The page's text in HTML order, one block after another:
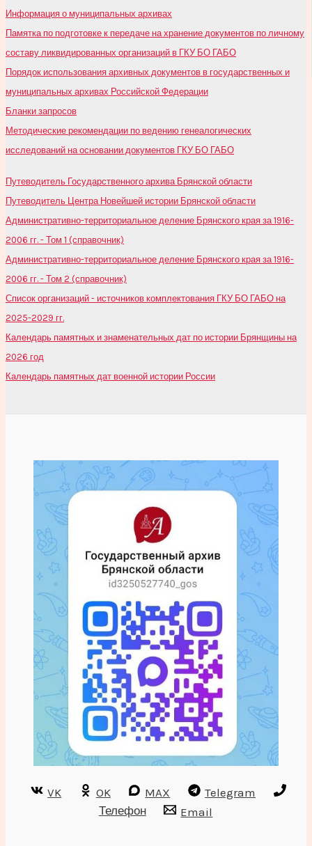
Информация о муниципальных архивах
Памятка по подготовке к передаче на хранение документов по личному
составу ликвидированных организаций в ГКУ БО ГАБО
Порядок использования архивных документов в государственных и
муниципальных архивах Российской Федерации
Бланки запросов
Методические рекомендации по ведению генеалогических
исследований на основании документов ГКУ БО ГАБО
Путеводитель Государственного архива Брянской области
Путеводитель Центра Новейшей истории Брянской области
Административно-территориальное деление Брянского края за 1916-
2006 гг. - Том 1 (справочник)
Административно-территориальное деление Брянского края за 1916-
2006 гг. - Том 2 (справочник)
Список организаций - источников комплектования ГКУ БО ГАБО на
2025-2029 гг.
Календарь памятных и знаменательных дат по истории Брянщины на
2026 год
Календарь памятных дат военной истории России
VK OK MAX
Telegram
Телефон
Email